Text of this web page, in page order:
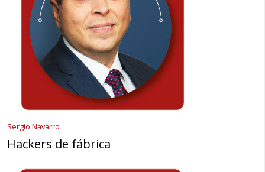
Sergio Navarro
Hackers de fábrica